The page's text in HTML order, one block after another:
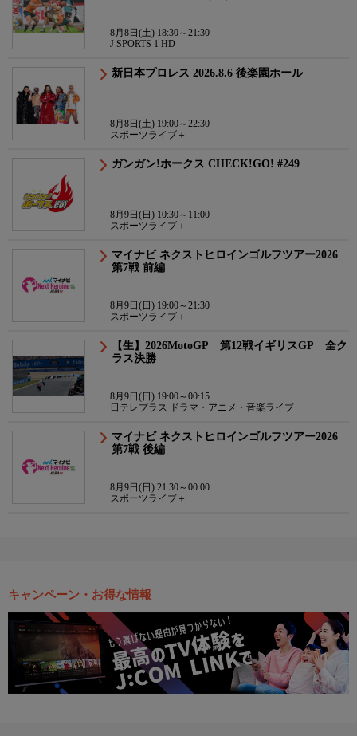
8月8日(土) 18:30～21:30
J SPORTS 1 HD
新日本プロレス 2026.8.6 後楽園ホール
8月8日(土) 19:00～22:30
スポーツライブ＋
ガンガン!ホークス CHECK!GO! #249
8月9日(日) 10:30～11:00
スポーツライブ＋
マイナビ ネクストヒロインゴルフツアー2026
第7戦 前編
8月9日(日) 19:00～21:30
スポーツライブ＋
【生】2026MotoGP 第12戦イギリスGP 全ク
ラス決勝
8月9日(日) 19:00～00:15
日テレプラス ドラマ・アニメ・音楽ライブ
マイナビ ネクストヒロインゴルフツアー2026
第7戦 後編
8月9日(日) 21:30～00:00
スポーツライブ＋
キャンペーン・お得な情報